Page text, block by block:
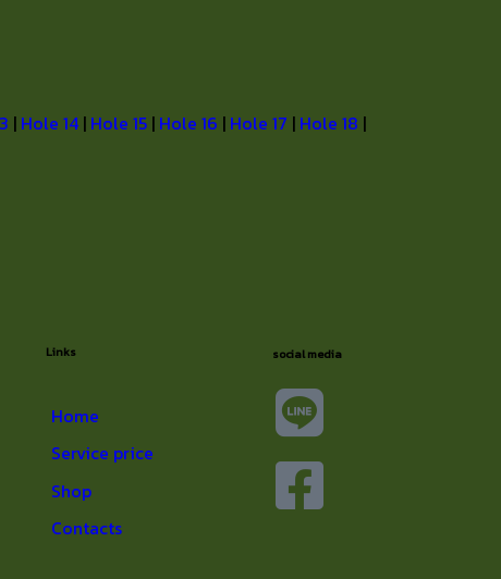
| Hole 14| Hole 15| Hole 16 | Hole 17 | Hole 18 |
Links
Home
Service price
Shop
Contacts
social media